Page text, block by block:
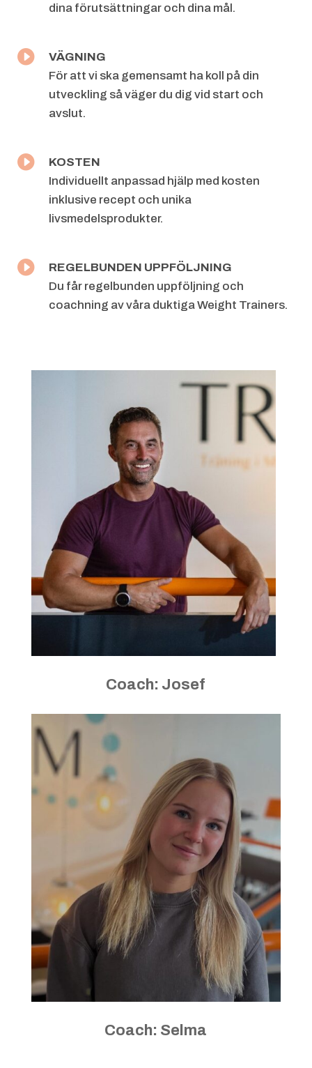
dina förutsättningar och dina mål.

VÄGNING
För att vi ska gemensamt ha koll på din
utveckling så väger du dig vid start och
avslut.

KOSTEN
Individuellt anpassad hjälp med kosten
inklusive recept och unika
livsmedelsprodukter.

REGELBUNDEN UPPFÖLJNING
Du får regelbunden uppföljning och
coachning av våra duktiga Weight Trainers.
Coach: Josef
Coach: Selma